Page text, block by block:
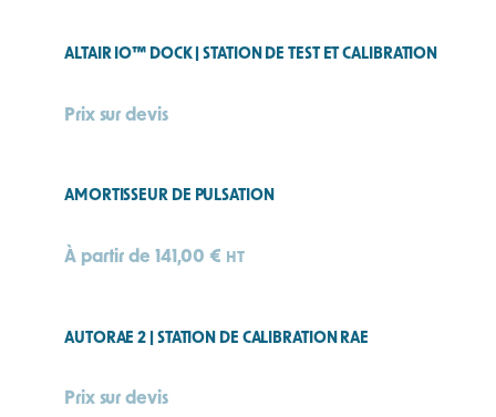
ALTAIR IO™ DOCK | STATION DE TEST ET CALIBRATION
Prix sur devis
AMORTISSEUR DE PULSATION
À partir de 141,00 € HT
AUTORAE 2 | STATION DE CALIBRATION RAE
Prix sur devis